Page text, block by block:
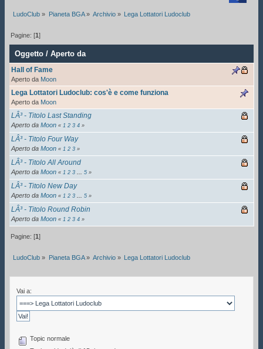
LudoClub » Pianeta BGA» Archivio» Lega Lottatori Ludoclub
Pagine: [1]
Oggetto /Aperto da
Hall of Fame
Aperto da Moon
Lega Lottatori Ludoclub: cos'è e come funziona
Aperto da Moon
LÂ³ - Titolo Last Standing
Aperto da Moon « 1 2 3 4 »
LÂ³ - Titolo Four Way
Aperto da Moon « 1 2 3 »
LÂ³ - Titolo All Around
Aperto da Moon « 1 2 3 ... 5 »
LÂ³ - Titolo New Day
Aperto da Moon « 1 2 3 ... 5 »
LÂ³ - Titolo Round Robin
Aperto da Moon « 1 2 3 4 »
Pagine: [1]
LudoClub » Pianeta BGA» Archivio» Lega Lottatori Ludoclub
Vai a:
Topic normale